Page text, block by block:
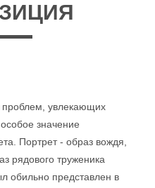
проблем, увлекающих
значение
Портрет - образ вождя,
рядового труженика
обильно представлен в